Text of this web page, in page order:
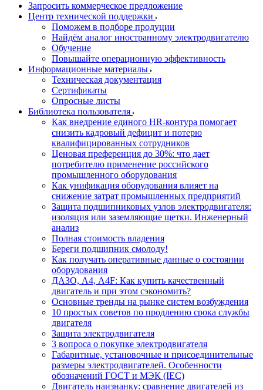
Запросить коммерческое предложение
Центр технической поддержки
Поможем в подборе продуции
Найдём аналог иностранному электродвигателю
Обучение
Повышайте операционную эффективность
Информационные материалы
Техническая документация
Сертификаты
Опросные листы
Библиотека пользователя
Как внедрение единого HR-контура помогает
снизить кадровый дефицит и потерю
квалифицированных сотрудников
Ценовая преференция до 30%: что дает
потребителю применение российского
промышленного оборудования
Как унификация оборудования влияет на
снижение затрат промышленных предприятий
Защита подшипниковых узлов электродвигателя:
изоляция или заземляющие щетки. Инженерный
анализ
Полная стоимость владения
Береги подшипник смолоду!
Как получать оперативные данные о состоянии
оборудования
ДАЗО, А4, А4F: Как купить качественный
двигатель и при этом сэкономить?
Основные тренды на рынке систем возбуждения
10 простых советов по продлению срока службы
двигателя
Защита электродвигателя
3 вопроса о покупке электродвигателя
Габаритные, установочные и присоединительные
размеры электродвигателей. Особенности
обозначений ГОСТ и МЭК (IEC)
Двигатель наизнанку: сравнение двигателей из